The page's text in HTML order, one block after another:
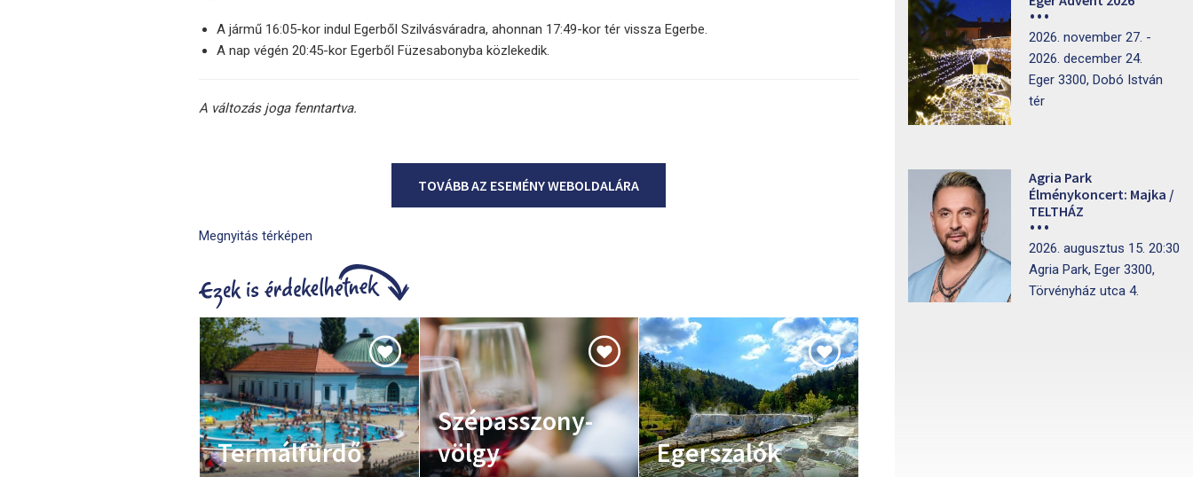
A jármű 16:05-kor indul Egerből Szilvásváradra, ahonnan 17:49-kor tér vissza Egerbe.
A nap végén 20:45-kor Egerből Füzesabonyba közlekedik.
A változás joga fenntartva.
TOVÁBB AZ ESEMÉNY WEBOLDALÁRA
Megnyitás térképen
Termálfürdő
Szépasszony-
völgy
Egerszalók
2026. november 27. -
2026. december 24.
Eger 3300, Dobó István
tér
Agria Park
Élménykoncert: Majka /
TELTHÁZ
2026. augusztus 15. 20:30
Agria Park, Eger 3300,
Törvényház utca 4.